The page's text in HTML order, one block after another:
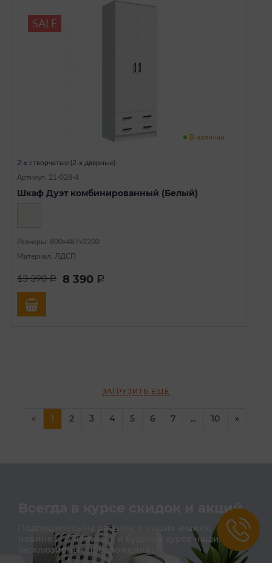
SALE
В наличии
2-х створчатые (2-х дверные)
Артикул: 21-028-4
Шкаф Дуэт комбинированный (Белый)
Размеры: 800х487х2200
Материал: ЛДСП
13 390a 8 390 a
ЗАГРУЗИТЬ ЕЩЕ
« 1 (current)
2 3 4 5 6 7 ... (current)
10 »
Всегда в курсе скидок и акций
Подпишитесь на расылку о наших акциях,
новинках и новостях и будьте в курсе наших
эксклюзивных предложений!